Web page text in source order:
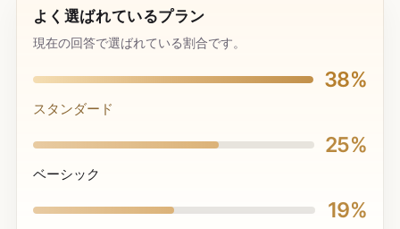
よく選ばれているプラン
現在の回答で選ばれている割合です。
38%
スタンダード
25%
ベーシック
19%